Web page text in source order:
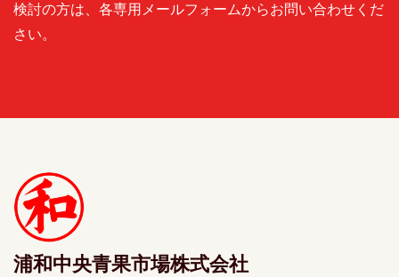
検討の方は、各専用メールフォームからお問い合わせくだ
さい。
浦和中央青果市場株式会社